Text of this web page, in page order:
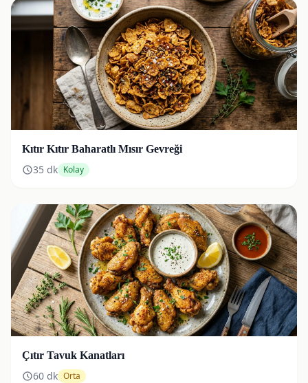
Kıtır Kıtır Baharatlı Mısır Gevreği
35 dk Kolay
Çıtır Tavuk Kanatları
60 dk Orta